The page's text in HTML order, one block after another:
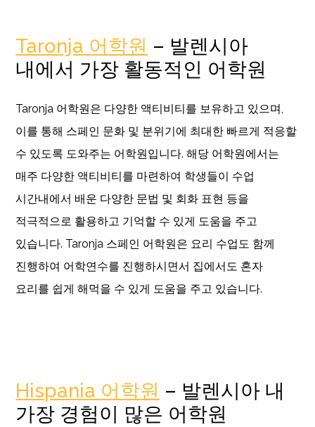
Taronja 어학원 – 발렌시아
내에서 가장 활동적인 어학원
Taronja 어학원은 다양한 액티비티를 보유하고 있으며,
이를 통해 스페인 문화 및 분위기에 최대한 빠르게 적응할
수 있도록 도와주는 어학원입니다. 해당 어학원에서는
매주 다양한 액티비티를 마련하여 학생들이 수업
시간내에서 배운 다양한 문법 및 회화 표현 등을
적극적으로 활용하고 기억할 수 있게 도움을 주고
있습니다. Taronja 스페인 어학원은 요리 수업도 함께
진행하여 어학연수를 진행하시면서 집에서도 혼자
요리를 쉽게 해먹을 수 있게 도움을 주고 있습니다.
Hispania 어학원 – 발렌시아 내
가장 경험이 많은 어학원